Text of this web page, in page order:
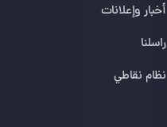
أخبار وإعلانات
راسلنا
نظام نقاطي